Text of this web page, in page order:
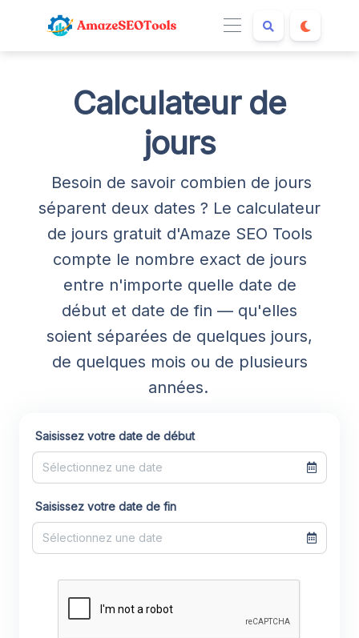
Calculateur de
jours
Besoin de savoir combien de jours
séparent deux dates ? Le calculateur
de jours gratuit d'Amaze SEO Tools
compte le nombre exact de jours
entre n'importe quelle date de
début et date de fin — qu'elles
soient séparées de quelques jours,
de quelques mois ou de plusieurs
années.
Saisissez votre date de début
Saisissez votre date de fin